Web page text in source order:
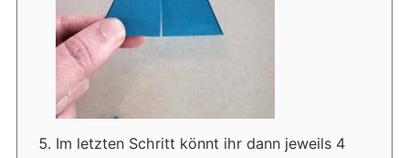
Im letzten Schritt könnt ihr dann jeweils 4